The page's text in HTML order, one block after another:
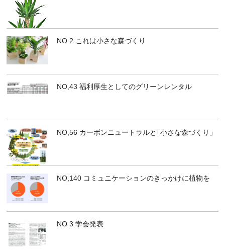
NO 2 これは小さな森づくり
NO,43 福利厚生としてのグリーンレンタル
NO,56 カーボンニュートラルと｢小さな森づくり」
NO,140 コミュニケーションのきっかけに植物を
NO 3 学会発表